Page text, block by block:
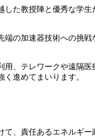
た教授陣と優秀な学
の加速器技術への挑
、テレワークや遠隔
進めてまいります。
、責任あるエネルギー